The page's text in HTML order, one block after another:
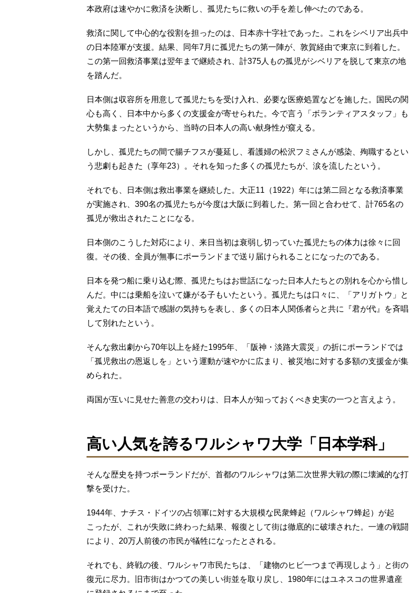
本政府は速やかに救済を決断し、孤児たちに救いの手を差し伸べたのである。
救済に関して中心的な役割を担ったのは、日本赤十字社であった。これをシベリア出兵中
の日本陸軍が支援。結果、同年7月に孤児たちの第一陣が、敦賀経由で東京に到着した。
この第一回救済事業は翌年まで継続され、計375人もの孤児がシベリアを脱して東京の地
を踏んだ。
日本側は収容所を用意して孤児たちを受け入れ、必要な医療処置などを施した。国民の関
心も高く、日本中から多くの支援金が寄せられた。今で言う「ボランティアスタッフ」も
大勢集まったというから、当時の日本人の高い献身性が窺える。
しかし、孤児たちの間で腸チフスが蔓延し、看護婦の松沢フミさんが感染、殉職するとい
う悲劇も起きた（享年23）。それを知った多くの孤児たちが、涙を流したという。
それでも、日本側は救出事業を継続した。大正11（1922）年には第二回となる救済事業
が実施され、390名の孤児たちが今度は大阪に到着した。第一回と合わせて、計765名の
孤児が救出されたことになる。
日本側のこうした対応により、来日当初は衰弱し切っていた孤児たちの体力は徐々に回
復。その後、全員が無事にポーランドまで送り届けられることになったのである。
日本を発つ船に乗り込む際、孤児たちはお世話になった日本人たちとの別れを心から惜し
んだ。中には乗船を泣いて嫌がる子もいたという。孤児たちは口々に、「アリガトウ」と
覚えたての日本語で感謝の気持ちを表し、多くの日本人関係者らと共に『君が代』を斉唱
して別れたという。
そんな救出劇から70年以上を経た1995年、「阪神・淡路大震災」の折にポーランドでは
「孤児救出の恩返しを」という運動が速やかに広まり、被災地に対する多額の支援金が集
められた。
両国が互いに見せた善意の交わりは、日本人が知っておくべき史実の一つと言えよう。
高い人気を誇るワルシャワ大学「日本学科」
そんな歴史を持つポーランドだが、首都のワルシャワは第二次世界大戦の際に壊滅的な打
撃を受けた。
1944年、ナチス・ドイツの占領軍に対する大規模な民衆蜂起（ワルシャワ蜂起）が起
こったが、これが失敗に終わった結果、報復として街は徹底的に破壊された。一連の戦闘
により、20万人前後の市民が犠牲になったとされる。
それでも、終戦の後、ワルシャワ市民たちは、「建物のヒビ一つまで再現しよう」と街の
復元に尽力。旧市街はかつての美しい街並を取り戻し、1980年にはユネスコの世界遺産